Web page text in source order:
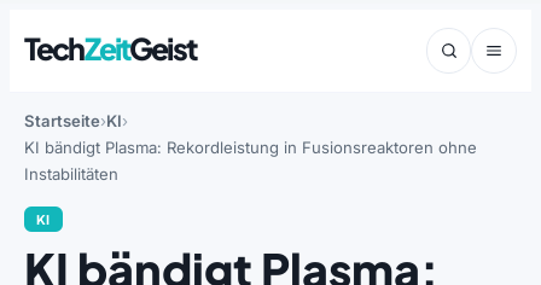
TechZeitGeist
Startseite KI
KI bändigt Plasma: Rekordleistung in Fusionsreaktoren ohne
Instabilitäten
KI
KI bändigt Plasma: